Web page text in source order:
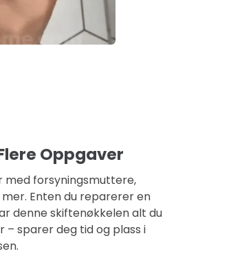
Oppgaver
med forsyningsmuttere,
Enten du reparerer en
denne skiftenøkkelen alt du
sparer deg tid og plass i